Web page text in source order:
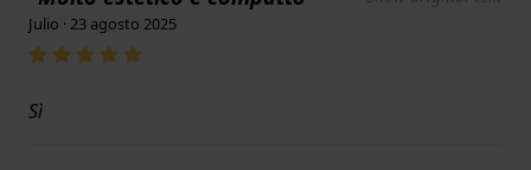
Julio · 23 agosto 2025
Sì